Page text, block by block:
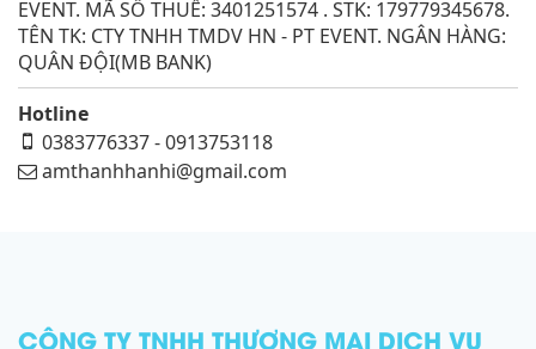
EVENT. MÃ SỐ THUẾ: 3401251574 . STK: 179779345678.
TÊN TK: CTY TNHH TMDV HN - PT EVENT. NGÂN HÀNG:
QUÂN ĐỘI(MB BANK)
Hotline
0383776337 - 0913753118
amthanhhanhi@gmail.com
CÔNG TY TNHH THƯƠNG MẠI DỊCH VỤ